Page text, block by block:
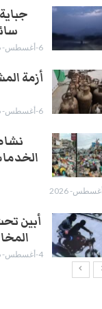
6-أغسطس- 2026
أزمة
6-أغسطس- 2026
أبين
4-أغسطس- 2026